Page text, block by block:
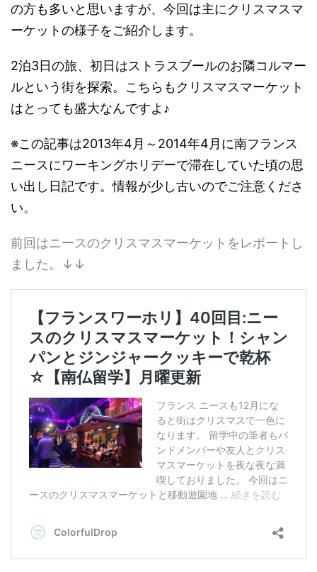
の方も多いと思いますが、今回は主にクリスマスマ
ーケットの様子をご紹介します。
2泊3日の旅、初日はストラスブールのお隣コルマー
ルという街を探索。こちらもクリスマスマーケット
はとっても盛大なんですよ♪
※この記事は2013年4月～2014年4月に南フランス
ニースにワーキングホリデーで滞在していた頃の思
い出し日記です。情報が少し古いのでご注意くださ
い。
前回はニースのクリスマスマーケットをレポートし
ました。↓↓